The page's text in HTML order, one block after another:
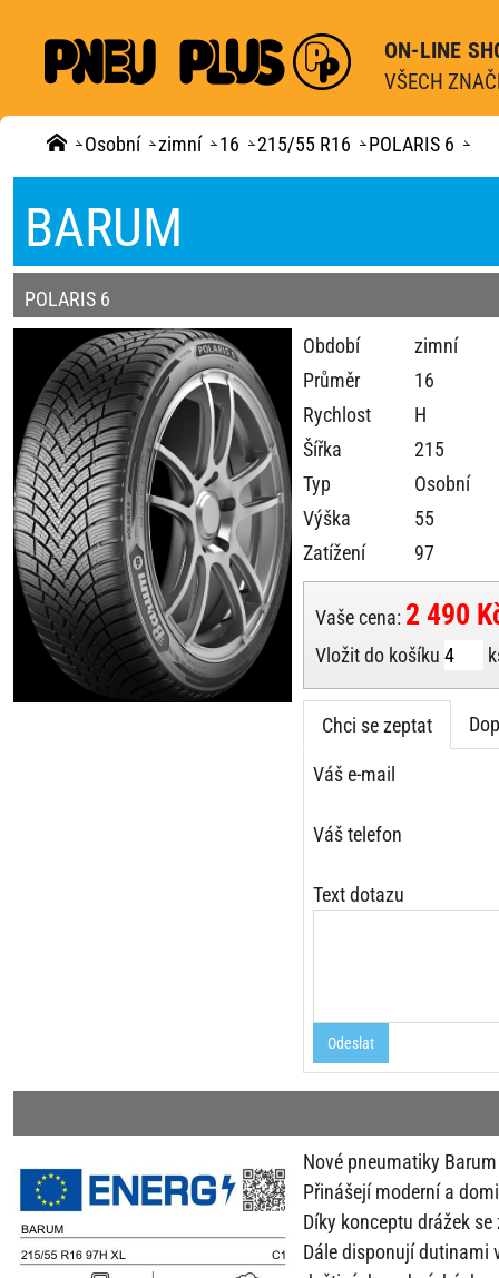
ON-LINE
VŠECH
Osobní zimní 16 215/55 R16 POLARIS 6
BARUM
POLARIS 6
Období
zimní
Průměr
16
Rychlost
H
Šířka
215
Typ
Osobní
Výška
55
Zatížení
97
Vaše cena: 2 490
Vložit do košíku
Chci se zeptat
Váš e-mail
Váš telefon
Text dotazu
Odeslat
Nové pneumatiky
Přinášejí moderní a
Díky konceptu drážek
Dále disponují dutinami